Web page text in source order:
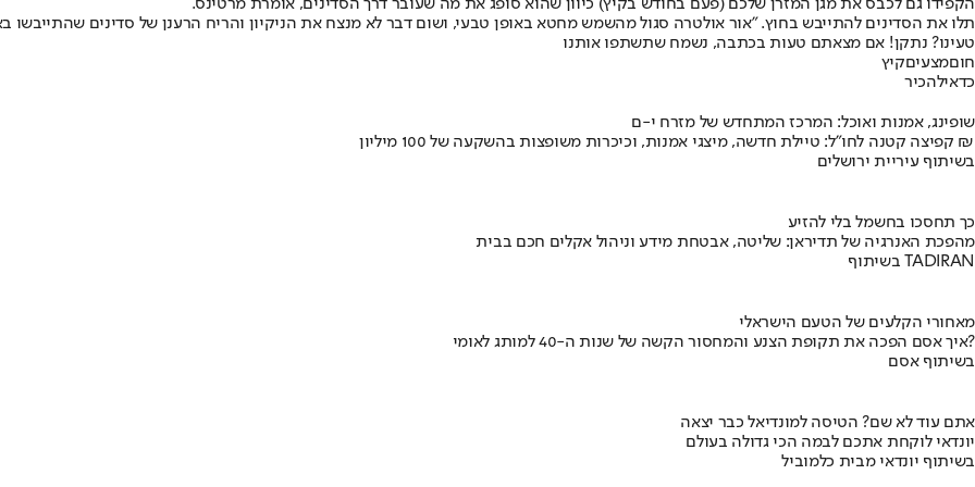
הקפידו גם לכבס את מגן המזרן שלכם (פעם בחודש בקיץ) כיוון שהוא סופג את מה שעובר דרך הסדינים, אומרת מרטינס.
תלו את הסדינים להתייבש בחוץ. "אור אולטרה סגול מהשמש מחטא באופן טבעי, ושום דבר לא מנצח את הניקיון והריח הרענן של סדינים שהתייבשו
טעינו? נתקן! אם מצאתם טעות בכתבה, נשמח שתשתפו אותנו
חוםמצעיםקיץ
כדאילהכיר
שופינג, אמנות ואוכל: המרכז המתחדש של מזרח י-ם
קפיצה קטנה לחו"ל: טיילת חדשה, מיצגי אמנות, וכיכרות משופצות בהשקעה של 100 מיליון ₪
בשיתוף עיריית ירושלים
כך תחסכו בחשמל בלי להזיע
מהפכת האנרגיה של תדיראן: שליטה, אבטחת מידע וניהול אקלים חכם בבית
בשיתוף TADIRAN
מאחורי הקלעים של הטעם הישראלי
איך אסם הפכה את תקופת הצנע והמחסור הקשה של שנות ה-40 למותג לאומי?
בשיתוף אסם
אתם עוד לא שם? הטיסה למונדיאל כבר יצאה
יונדאי לוקחת אתכם לבמה הכי גדולה בעולם
בשיתוף יונדאי מבית כלמוביל